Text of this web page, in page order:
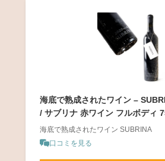
海底で熟成されたワイン –
/ サブリナ 赤ワイン フルボディ
海底で熟成されたワイン SUBRINA
口コミを見る